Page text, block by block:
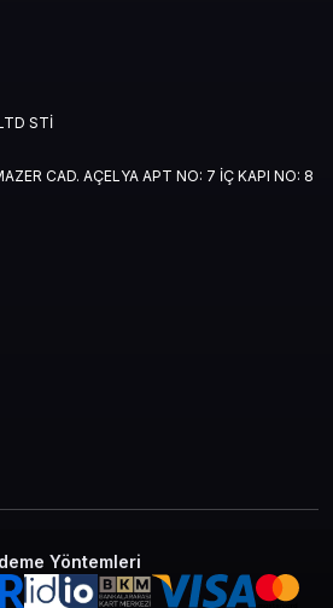
STİ
CAD. AÇELYA APT NO: 7 İÇ KAPI NO: 8
Yöntemleri